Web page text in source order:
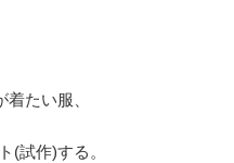
たい服、
(試作)する。